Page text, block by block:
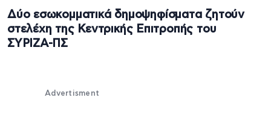
Δύο εσωκομματικά δημοψηφίσματα ζητούν
στελέχη της Κεντρικής Επιτροπής του
ΣΥΡΙΖΑ-ΠΣ
Advertisment